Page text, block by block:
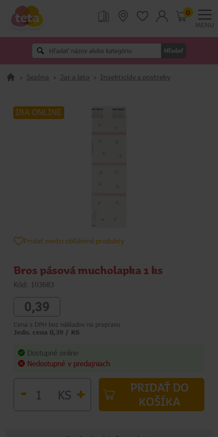
MENU
Hľadať
0
> Sezóna > Jar a leto > Insekticídy a postreky
IBA ONLINE
Pridať medzi obľúbené produkty
Bros pásová mucholapka 1 ks
Kód: 103683
0,39
Cena s DPH bez nákladov na prepravu
Jedn. cena 0,39 / KS
Dostupné online
Nedostupné v predajniach
- KS +
PRIDAŤ DO
KOŠÍKA